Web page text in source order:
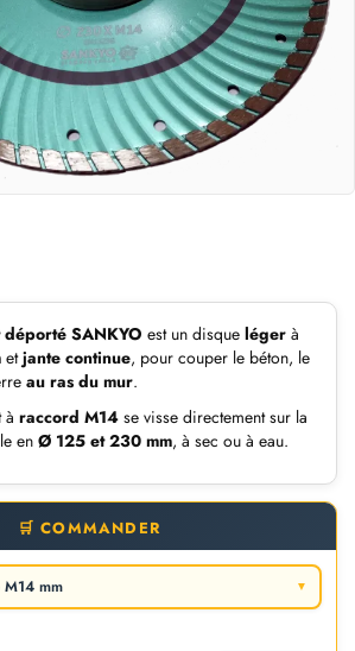
SANKYO est un disque léger à
etjante continue, pour couper le béton, le
au ras du mur.
à raccord M14 se visse directement sur la
en Ø 125 et 230 mm, à sec ou à eau.
🛒 COMMANDER
M14 mm ▼